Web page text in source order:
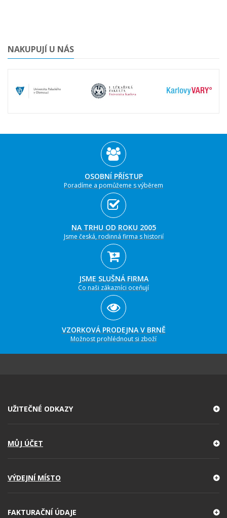
NAKUPUJÍ U NÁS
OSOBNÍ PŘÍSTUP
Poradíme a pomůžeme s výběrem
NA TRHU OD ROKU 2005
Jsme česká, rodinná firma s historií
JSME SLUŠNÁ FIRMA
Co naši zákazníci oceňují
VZORKOVÁ PRODEJNA V BRNĚ
Možnost prohlédnout si zboží
UŽITEČNÉ ODKAZY
MŮJ ÚČET
VÝDEJNÍ MÍSTO
FAKTURAČNÍ ÚDAJE